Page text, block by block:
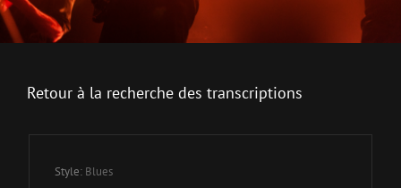
Retour à la recherche des transcriptions
Style: Blues